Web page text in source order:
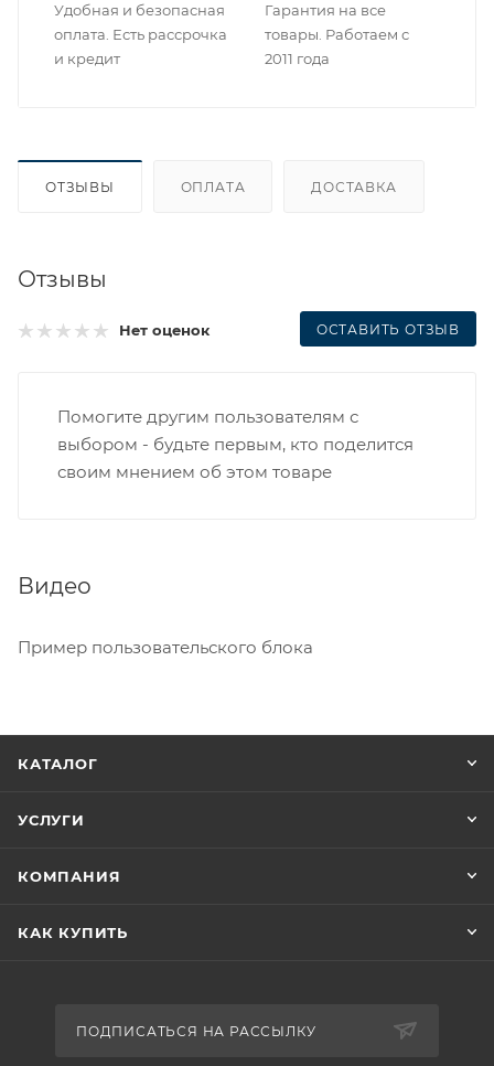
Удобная и безопасная
оплата. Есть рассрочка
и кредит
Гарантия на все
товары. Работаем с
2011 года
ОТЗЫВЫ ОПЛАТА ДОСТАВКА
Отзывы
Нет оценок ОСТАВИТЬ ОТЗЫВ
Помогите другим пользователям с
выбором - будьте первым, кто поделится
своим мнением об этом товаре
Видео
Пример пользовательского блока
КАТАЛОГ
УСЛУГИ
КОМПАНИЯ
КАК КУПИТЬ
ПОДПИСАТЬСЯ НА РАССЫЛКУ